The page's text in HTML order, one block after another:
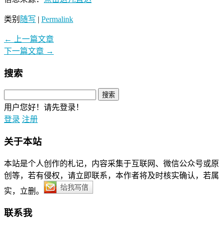
类别 随写 | Permalink
←
上一篇文章
下一篇文章 →
搜索
用户您好！请先登录！
登录 注册
关于本站
本站是个人创作的札记，内容采集于互联网、微信公众号或原
创等，若有侵权，请立即联系，本作者将及时核实确认，若属
实，立删。
联系我